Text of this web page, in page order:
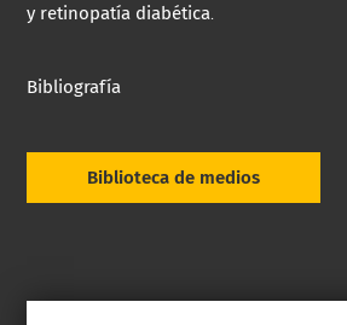
y retinopatía diabética.
Bibliografía
Biblioteca de medios